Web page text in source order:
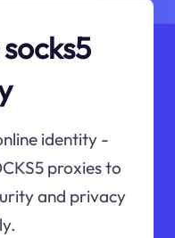
identity -
proxies to
and privacy